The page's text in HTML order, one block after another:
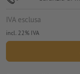
IVA esclusa
incl. 22% IVA